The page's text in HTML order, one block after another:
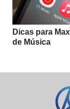
Dicas para
de Música